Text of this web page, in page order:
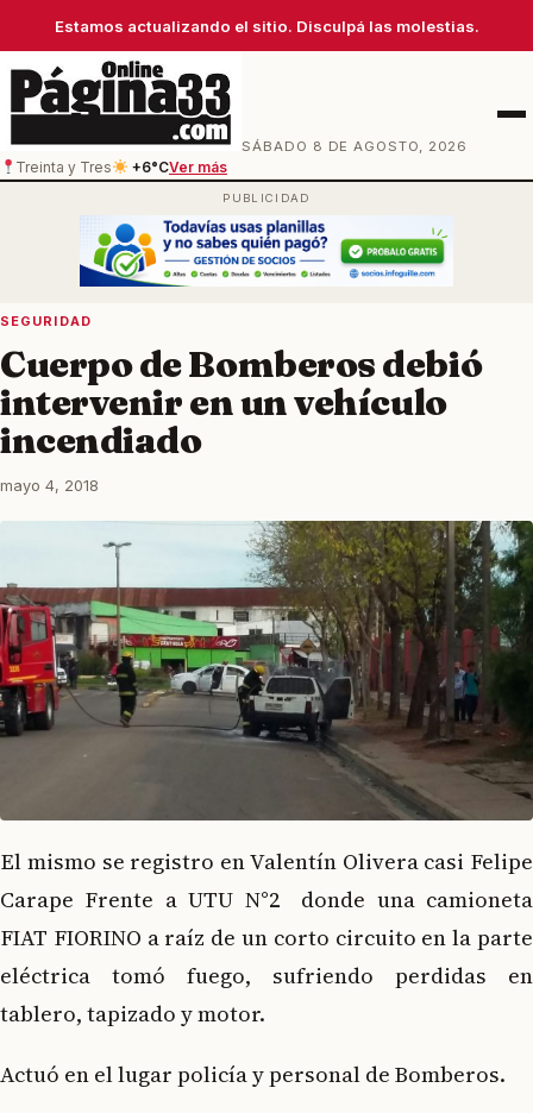
Estamos actualizando el sitio. Disculpá las molestias.
SÁBADO 8 DE AGOSTO, 2026
Treinta y Tres
+6°CVer más
Menú
SEGURIDAD
Cuerpo de Bomberos debió
intervenir en un vehículo
incendiado
mayo 4, 2018
El mismo se registro en Valentín Olivera casi Felipe
Carape Frente a UTU N°2 donde una camioneta
FIAT FIORINO a raíz de un corto circuito en la parte
eléctrica tomó fuego, sufriendo perdidas en
tablero, tapizado y motor.
Actuó en el lugar policía y personal de Bomberos.